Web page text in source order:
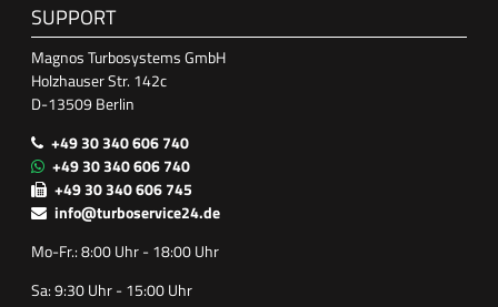
SUPPORT
Magnos Turbosystems GmbH
Holzhauser Str. 142c
D-13509 Berlin
+49 30 340 606 740
+49 30 340 606 740
+49 30 340 606 745
info@turboservice24.de
Mo-Fr.: 8:00 Uhr - 18:00 Uhr
Sa: 9:30 Uhr - 15:00 Uhr